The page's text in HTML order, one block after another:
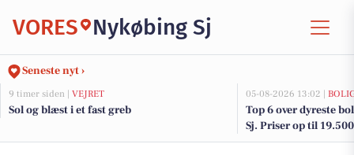
VORES Nykøbing Sj
Seneste nyt ›
9 timer siden | VEJRET
Sol og blæst i et fast greb
05-08-2026 13:02 |
Top 6 over dyreste
Sj. Priser op til